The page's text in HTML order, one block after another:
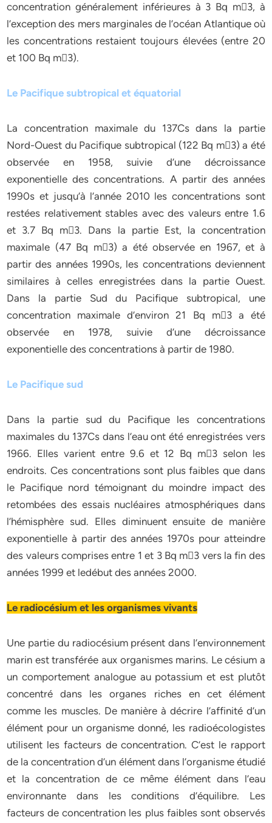
concentration généralement inférieures à 3 Bq m􀀀3, à
l’exception des mers marginales de l’océan Atlantique où
les concentrations restaient toujours élevées (entre 20
et 100 Bq m􀀀3).
Le Pacifique subtropical et équatorial
La concentration maximale du 137Cs dans la partie
Nord-Ouest du Pacifique subtropical (122 Bq m􀀀3) a été
observée en 1958, suivie d’une décroissance
exponentielle des concentrations. A partir des années
1990s et jusqu’à l’année 2010 les concentrations sont
restées relativement stables avec des valeurs entre 1.6
et 3.7 Bq m􀀀3. Dans la partie Est, la concentration
maximale (47 Bq m􀀀3) a été observée en 1967, et à
partir des années 1990s, les concentrations deviennent
similaires à celles enregistrées dans la partie Ouest.
Dans la partie Sud du Pacifique subtropical, une
concentration maximale d’environ 21 Bq m􀀀3 a été
observée en 1978, suivie d’une décroissance
exponentielle des concentrations à partir de 1980.
Le Pacifique sud
Dans la partie sud du Pacifique les concentrations
maximales du 137Cs dans l’eau ont été enregistrées vers
1966. Elles varient entre 9.6 et 12 Bq m􀀀3 selon les
endroits. Ces concentrations sont plus faibles que dans
le Pacifique nord témoignant du moindre impact des
retombées des essais nucléaires atmosphériques dans
l’hémisphère sud. Elles diminuent ensuite de manière
exponentielle à partir des années 1970s pour atteindre
des valeurs comprises entre 1 et 3 Bq m􀀀3 vers la fin des
années 1999 et ledébut des années 2000.
Le radiocésium et les organismes vivants
Une partie du radiocésium présent dans l’environnement
marin est transférée aux organismes marins. Le césium a
un comportement analogue au potassium et est plutôt
concentré dans les organes riches en cet élément
comme les muscles. De manière à décrire l’affinité d’un
élément pour un organisme donné, les radioécologistes
utilisent les facteurs de concentration. C’est le rapport
de la concentration d’un élément dans l’organisme étudié
et la concentration de ce même élément dans l’eau
environnante dans les conditions d’équilibre. Les
facteurs de concentration les plus faibles sont observés